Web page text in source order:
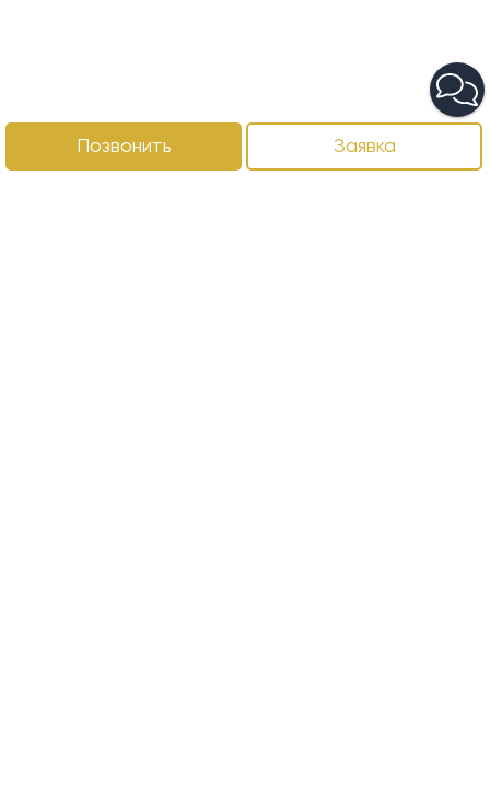
Позвонить Заявка